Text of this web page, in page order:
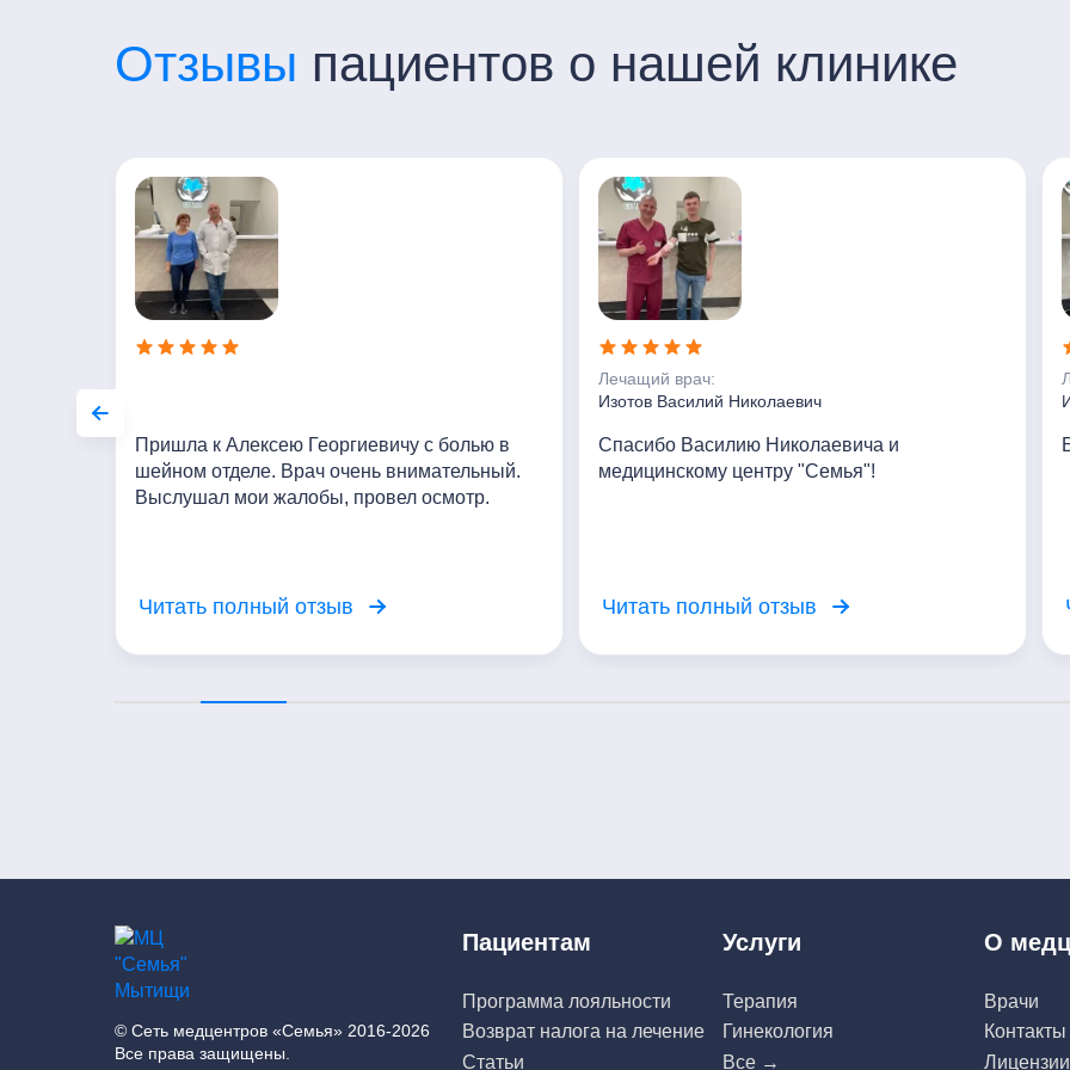
Отзывы пациентов о нашей клинике
Пришла к Алексею Георгиевичу с болью в
шейном отделе. Врач очень внимательный.
Выслушал мои жалобы, провел осмотр.
Читать полный отзыв
Лечащий врач:
Изотов Василий Николаевич
Спасибо Василию Николаевича и
медицинскому центру "Семья"!
Читать полный отзыв
© Сеть медцентров «Семья» 2016-2026
Все права защищены.
Пациентам
Программа лояльности
Возврат налога на лечение
Статьи
Услуги
Терапия
Гинекология
Все →
О
Врачи
Контакты
Лицензии